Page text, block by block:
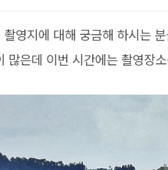
영지에 대해 궁금해 하시는
많은데 이번 시간에는 촬영장